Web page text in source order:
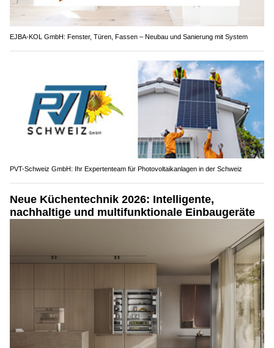
EJBA-KOL GmbH: Fenster, Türen, Fassen – Neubau und Sanierung mit System
PVT-Schweiz GmbH: Ihr Expertenteam für Photovoltaikanlagen in der Schweiz
Neue Küchentechnik 2026: Intelligente,
nachhaltige und multifunktionale Einbaugeräte